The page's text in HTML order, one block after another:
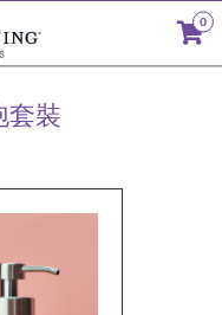
0
套裝